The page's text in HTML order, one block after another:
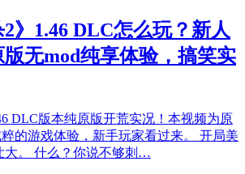
2》1.46 DLC怎么玩？新人
无mod纯享体验，搞笑实
DLC版本纯原版开荒实况！本视频为原
的游戏体验，新手玩家看过来。 开局美
大。 什么？你说不够刺…